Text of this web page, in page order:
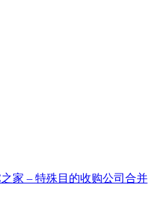
之家 – 特殊目的收购公司合并